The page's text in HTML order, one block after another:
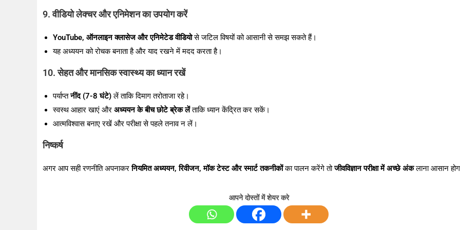
9. वीडियो लेक्चर और एनिमेशन का उपयोग करें
YouTube, ऑनलाइन क्लासेज और एनिमेटेड वीडियोसे जटिल विषयों को आसानी से समझ सकते हैं।
यह अध्ययन को रोचक बनाता है और याद रखने में मदद करता है।
10. सेहत और मानसिक स्वास्थ्य का ध्यान रखें
पर्याप्तनींद (7-8 घंटे)लें ताकि दिमाग तरोताजा रहे।
स्वस्थ आहार खाएं और अध्ययन के बीच छोटे ब्रेक लेंताकि ध्यान केंद्रित कर सकें।
आत्मविश्वास बनाए रखें और परीक्षा से पहले तनाव न लें।
निष्कर्ष
अगर आप सही रणनीति अपनाकरनियमित अध्ययन, रिवीजन, मॉक टेस्ट और स्मार्ट तकनीकोंका पालन करेंगे तोजीवविज्ञान परीक्षा में अच्छे अंकलाना आसान
आपने दोस्तों में शेयर करे